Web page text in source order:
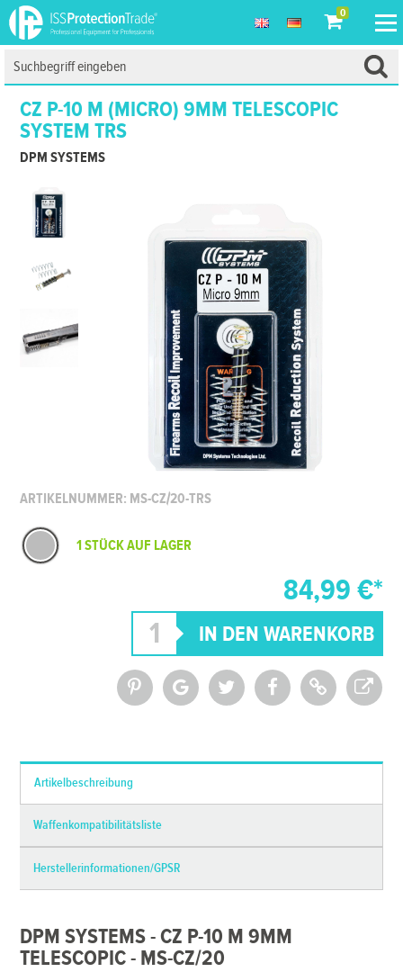
0
CZ P-10 M (MICRO) 9MM TELESCOPIC
SYSTEM TRS
DPM SYSTEMS
ARTIKELNUMMER: MS-CZ/20-TRS
1 STÜCK AUF LAGER
84,99 €*
Artikelbeschreibung
Waffenkompatibilitätsliste
Herstellerinformationen/GPSR
DPM SYSTEMS - CZ P-10 M 9MM
TELESCOPIC - MS-CZ/20